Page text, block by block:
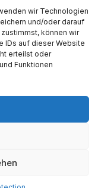
wir Technologien
und/oder darauf
können wir
IDs auf dieser Website
erteilst oder
Funktionen